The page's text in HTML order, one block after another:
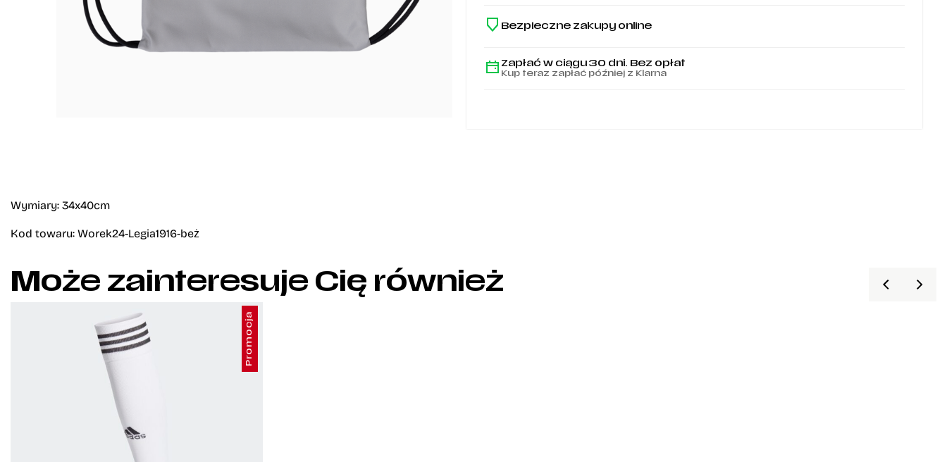
Bezpieczne zakupy online
Zapłać w ciągu 30 dni. Bez opłat
Kup teraz zapłać później z Klarna
Wymiary: 34x40cm
Kod towaru: Worek24-Legia1916-beż
Może zainteresuje Cię również
Promocja